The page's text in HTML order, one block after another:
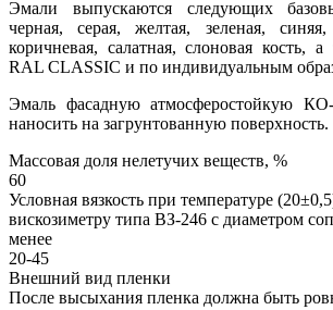
Эмали выпускаются следующих
черная, серая, желтая, зеленая, синяя,
коричневая, салатная, слоновая кость,
RAL CLASSIC и по индивидуальным
Эмаль фасадную атмосферостойкую КО-
наносить на загрунтованную поверхность.
Массовая доля нелетучих веществ, %
60
Условная вязкость при температуре
вискозиметру типа ВЗ-246 с диаметром
менее
20-45
Внешний вид пленки
После высыхания пленка должна быть